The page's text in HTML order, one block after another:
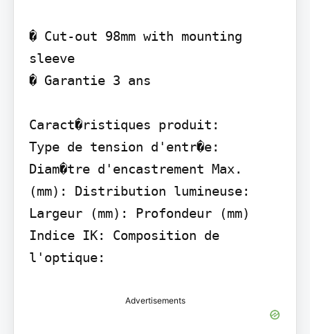
� Cut-out 98mm with mounting
sleeve
� Garantie 3 ans
Caract�ristiques produit:
Type de tension d'entr�e:
Diam�tre d'encastrement Max.
(mm): Distribution lumineuse:
Largeur (mm): Profondeur (mm)
Indice IK: Composition de
l'optique:
Advertisements